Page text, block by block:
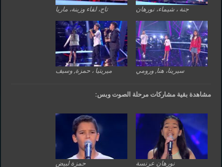
جنة ، شيماء، نورهان تاج، لقاء وزينة، ماريا
سيرينا، هنا, ورومي ميريتيا ، حمزة, وسيف
مشاهدة بقية مشاركات مرحلة الصوت وبس:
نورهان عرنسة حمزة لبيض